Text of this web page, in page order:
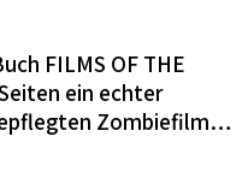
FILMS OF THE
ein echter
Zombiefilms
wobei Splatter